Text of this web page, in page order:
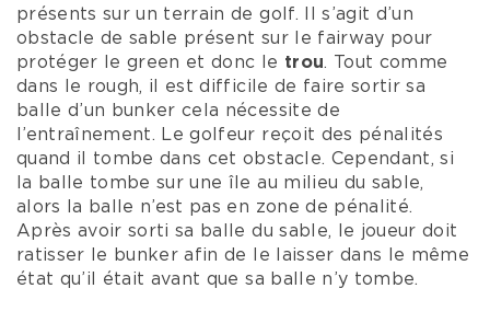
présents sur un terrain de golf. Il s’agit d’un
obstacle de sable présent sur le fairway pour
protéger le green et donc le trou. Tout comme
dans le rough, il est difficile de faire sortir sa
balle d’un bunker cela nécessite de
l’entraînement. Le golfeur reçoit des pénalités
quand il tombe dans cet obstacle. Cependant, si
la balle tombe sur une île au milieu du sable,
alors la balle n’est pas en zone de pénalité.
Après avoir sorti sa balle du sable, le joueur doit
ratisser le bunker afin de le laisser dans le même
état qu’il était avant que sa balle n’y tombe.